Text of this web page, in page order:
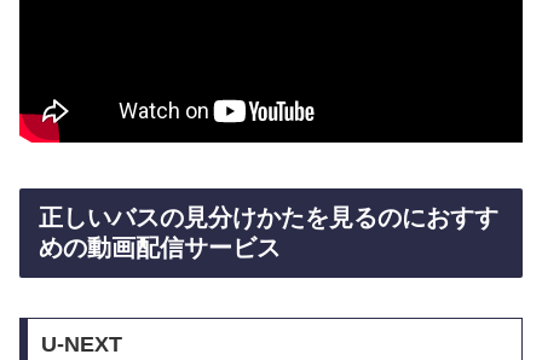
正しいバスの見分けかたを見るのにおすす
めの動画配信サービス
U-NEXT